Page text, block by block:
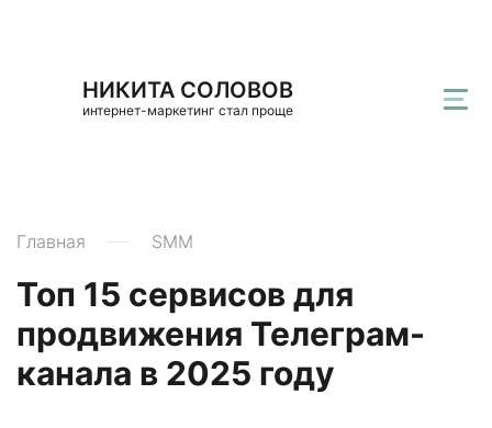
НИКИТА СОЛОВОВ
интернет-маркетинг стал проще
Главная SMM
Топ 15 сервисов для
продвижения Телеграм-
канала в 2025 году